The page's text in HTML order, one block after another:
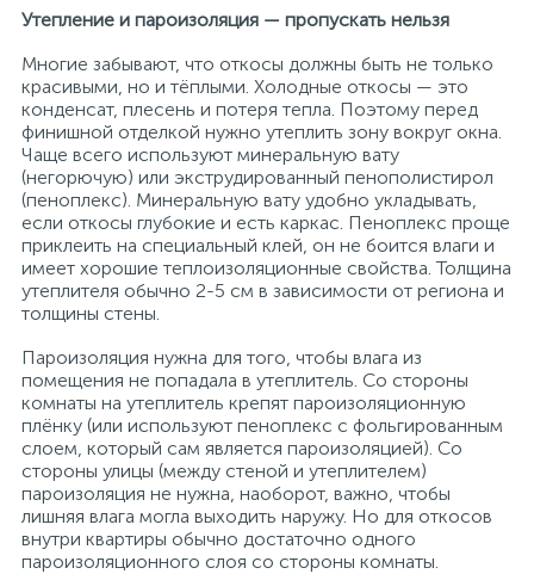
Утепление и пароизоляция — пропускать нельзя
Многие забывают, что откосы должны быть не только
красивыми, но и тёплыми. Холодные откосы — это
конденсат, плесень и потеря тепла. Поэтому перед
финишной отделкой нужно утеплить зону вокруг окна.
Чаще всего используют минеральную вату
(негорючую) или экструдированный пенополистирол
(пеноплекс). Минеральную вату удобно укладывать,
если откосы глубокие и есть каркас. Пеноплекс проще
приклеить на специальный клей, он не боится влаги и
имеет хорошие теплоизоляционные свойства. Толщина
утеплителя обычно 2-5 см в зависимости от региона и
толщины стены.
Пароизоляция нужна для того, чтобы влага из
помещения не попадала в утеплитель. Со стороны
комнаты на утеплитель крепят пароизоляционную
плёнку (или используют пеноплекс с фольгированным
слоем, который сам является пароизоляцией). Со
стороны улицы (между стеной и утеплителем)
пароизоляция не нужна, наоборот, важно, чтобы
лишняя влага могла выходить наружу. Но для откосов
внутри квартиры обычно достаточно одного
пароизоляционного слоя со стороны комнаты.